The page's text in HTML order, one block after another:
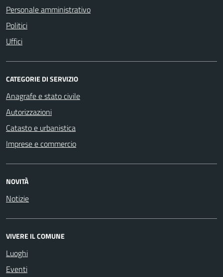
Personale amministrativo
Politici
Uffici
CATEGORIE DI SERVIZIO
Anagrafe e stato civile
Autorizzazioni
Catasto e urbanistica
Imprese e commercio
NOVITÀ
Notizie
VIVERE IL COMUNE
Luoghi
Eventi